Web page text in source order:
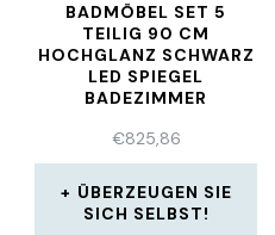
BADMÖBEL SET 5
TEILIG 90 CM
HOCHGLANZ SCHWARZ
LED SPIEGEL
BADEZIMMER
€825,86
ÜBERZEUGEN SIE
SICH SELBST!